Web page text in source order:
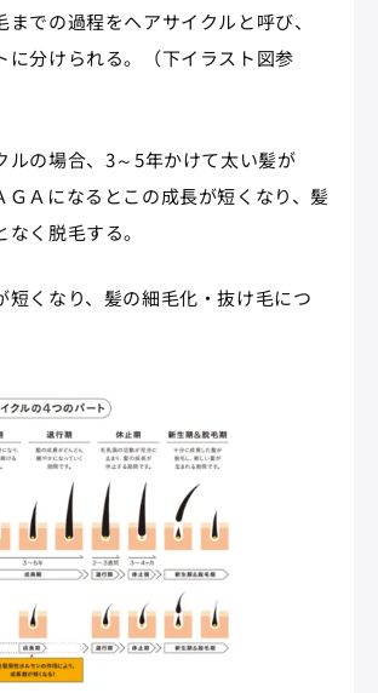
での過程をヘアサイクルと呼び、
に分けられる。（下イラスト図参
ルの場合、3～5年かけて太い髪が
ＧＡになるとこの成長が短くなり、髪
く脱毛する。
短くなり、髪の細毛化・抜け毛につ